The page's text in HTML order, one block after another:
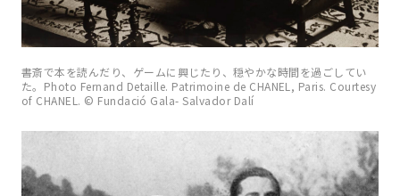
書斎で本を読んだり、ゲームに興じたり、穏やかな時間を過ごしてい
た。Photo Fernand Detaille. Patrimoine de CHANEL, Paris. Courtesy
of CHANEL. © Fundació Gala- Salvador Dalí